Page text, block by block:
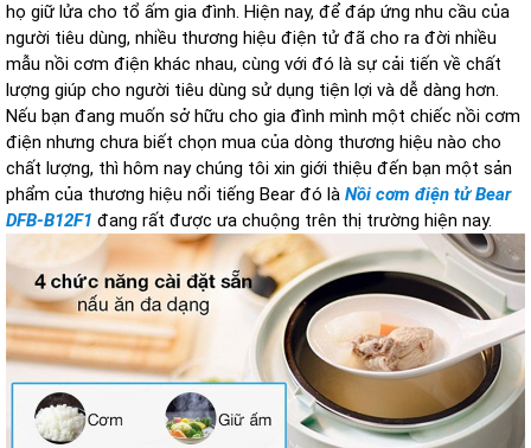
họ giữ lửa cho tổ ấm gia đình. Hiện nay, để đáp ứng nhu cầu của
người tiêu dùng, nhiều thương hiệu điện tử đã cho ra đời nhiều
mẫu nồi cơm điện khác nhau, cùng với đó là sự cải tiến về chất
lượng giúp cho người tiêu dùng sử dụng tiện lợi và dễ dàng hơn.
Nếu bạn đang muốn sở hữu cho gia đình mình một chiếc nồi cơm
điện nhưng chưa biết chọn mua của dòng thương hiệu nào cho
chất lượng, thì hôm nay chúng tôi xin giới thiệu đến bạn một sản
phẩm của thương hiệu nổi tiếng Bear đó là Nồi cơm điện tử Bear
DFB-B12F1 đang rất được ưa chuộng trên thị trường hiện nay.